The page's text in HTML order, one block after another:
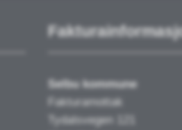
Selbu kommune
Fakturamottak
Tydalsvegen 121